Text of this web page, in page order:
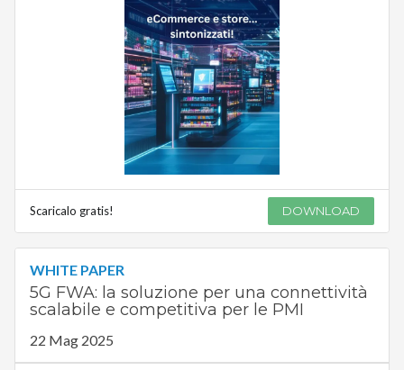
Scaricalo gratis! DOWNLOAD
WHITE PAPER
5G FWA: la soluzione per una connettività
scalabile e competitiva per le PMI
22 Mag 2025